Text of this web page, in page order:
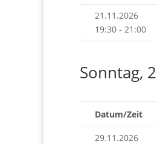
21.11.2026
19:30 - 21:00
Sonntag,
Datum/Zeit
29.11.2026